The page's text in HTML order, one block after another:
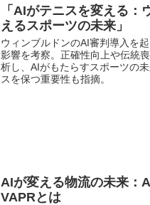
「AIがテニスを変える
えるスポーツの未来」
ウィンブルドンのAI審判導入を
影響を考察。正確性向上や伝統
析し、AIがもたらすスポーツの
スを保つ重要性も指摘。
AIが変える物流の未来：
VAPRとは